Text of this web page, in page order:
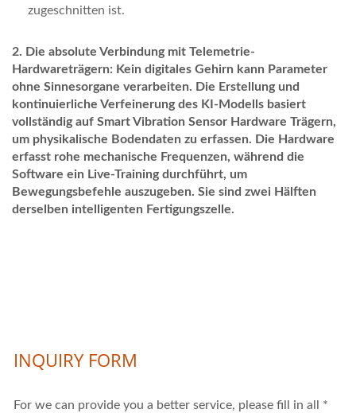
zugeschnitten ist.
Die absolute Verbindung mit Telemetrie-
Hardwareträgern: Kein digitales Gehirn kann Parameter
ohne Sinnesorgane verarbeiten. Die Erstellung und
kontinuierliche Verfeinerung des KI-Modells basiert
vollständig auf Smart Vibration Sensor Hardware Trägern,
um physikalische Bodendaten zu erfassen. Die Hardware
erfasst rohe mechanische Frequenzen, während die
Software ein Live-Training durchführt, um
Bewegungsbefehle auszugeben. Sie sind zwei Hälften
derselben intelligenten Fertigungszelle.